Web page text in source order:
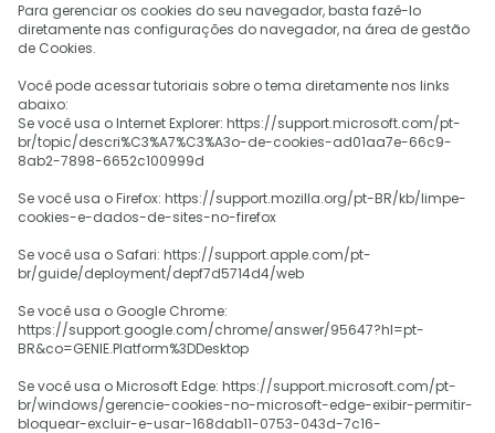
Para gerenciar os cookies do seu navegador, basta fazê-lo
diretamente nas configurações do navegador, na área de gestão
de Cookies.
Você pode acessar tutoriais sobre o tema diretamente nos links
abaixo:
Se você usa o Internet Explorer: https://support.microsoft.com/pt-
br/topic/descri%C3%A7%C3%A3o-de-cookies-ad01aa7e-66c9-
8ab2-7898-6652c100999d
Se você usa o Firefox: https://support.mozilla.org/pt-BR/kb/limpe-
cookies-e-dados-de-sites-no-firefox
Se você usa o Safari: https://support.apple.com/pt-
br/guide/deployment/depf7d5714d4/web
Se você usa o Google Chrome:
https://support.google.com/chrome/answer/95647?hl=pt-
BR&co=GENIE.Platform%3DDesktop
Se você usa o Microsoft Edge: https://support.microsoft.com/pt-
br/windows/gerencie-cookies-no-microsoft-edge-exibir-permitir-
bloquear-excluir-e-usar-168dab11-0753-043d-7c16-